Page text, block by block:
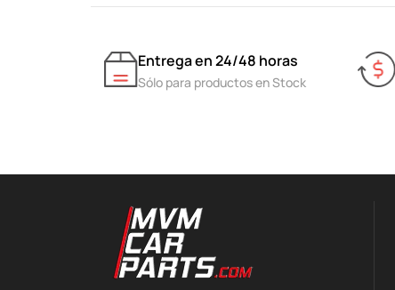
Entrega en 24/48 horas
Sólo para productos en Stock